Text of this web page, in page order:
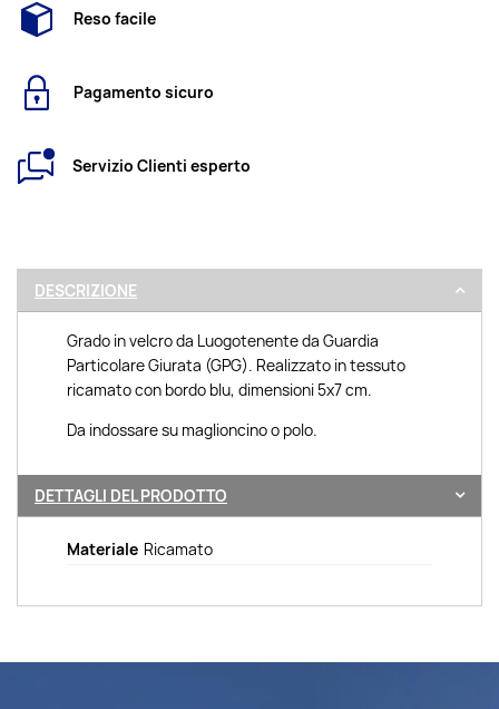
Reso facile
Pagamento sicuro
Servizio Clienti esperto
DESCRIZIONE
Grado in velcro da Luogotenente da Guardia
Particolare Giurata (GPG). Realizzato in tessuto
ricamato con bordo blu, dimensioni 5x7 cm.
Da indossare su maglioncino o polo.
DETTAGLI DEL PRODOTTO
Materiale Ricamato